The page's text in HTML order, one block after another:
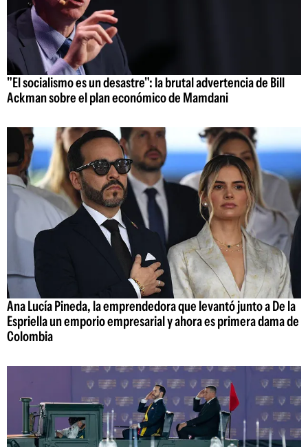
"El socialismo es un desastre": la brutal advertencia de Bill
Ackman sobre el plan económico de Mamdani
Ana Lucía Pineda, la emprendedora que levantó junto a De la
Espriella un emporio empresarial y ahora es primera dama de
Colombia